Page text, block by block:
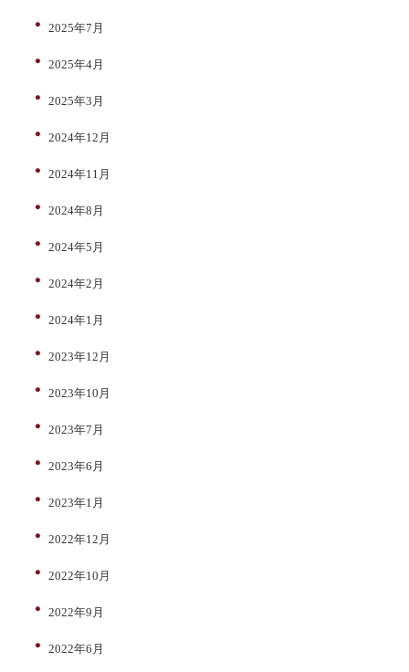
2025年7月
2025年4月
2025年3月
2024年12月
2024年11月
2024年8月
2024年5月
2024年2月
2024年1月
2023年12月
2023年10月
2023年7月
2023年6月
2023年1月
2022年12月
2022年10月
2022年9月
2022年6月